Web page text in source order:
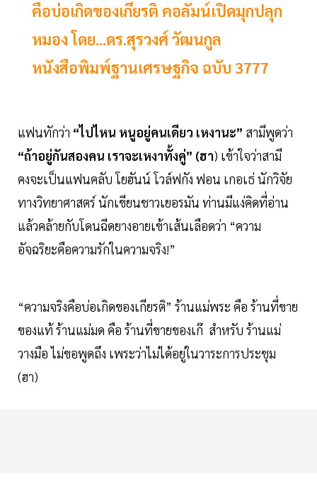
คือบ่อเกิดของเกียรติ คอลัมน์เปิดมุกปลุก
หมอง โดย...ดร.สุรวงศ์ วัฒนกูล
หนังสือพิมพ์ฐานเศรษฐกิจ ฉบับ 3777
แฟนทักว่า “ไปไหน หนูอยู่คนเดียว เหงานะ” สามีพูดว่า
“ถ้าอยู่กันสองคน เราจะเหงาทั้งคู่” (ฮา) เข้าใจว่าสามี
คงจะเป็นแฟนคลับ โยฮันน์ โวล์ฟกัง ฟอน เกอเธ่ นักวิจัย
ทางวิทยาศาสตร์ นักเขียนชาวเยอรมัน ท่านมีแง่คิดที่อ่าน
แล้วคล้ายกับโดนฉีดยางอายเข้าเส้นเลือดว่า “ความ
อัจฉริยะคือความรักในความจริง!”
“ความจริงคือบ่อเกิดของเกียรติ” ร้านแม่พระ คือ ร้านที่ขาย
ของแท้ ร้านแม่มด คือ ร้านที่ขายของเก๊ สำหรับ ร้านแม่
วางมือ ไม่ขอพูดถึง เพระว่าไม่ได้อยู่ในวาระการประชุม
(ฮา)